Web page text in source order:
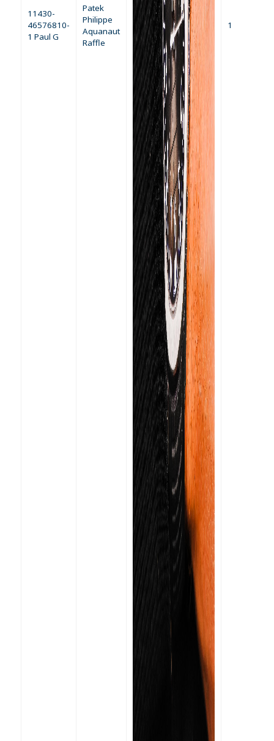
11430-
46576810-
1 Paul G
Patek
Philippe
Aquanaut
Raffle
1